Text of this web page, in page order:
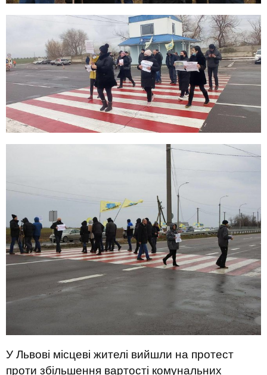
У Львові місцеві жителі вийшли на протест
проти збільшення вартості комунальних